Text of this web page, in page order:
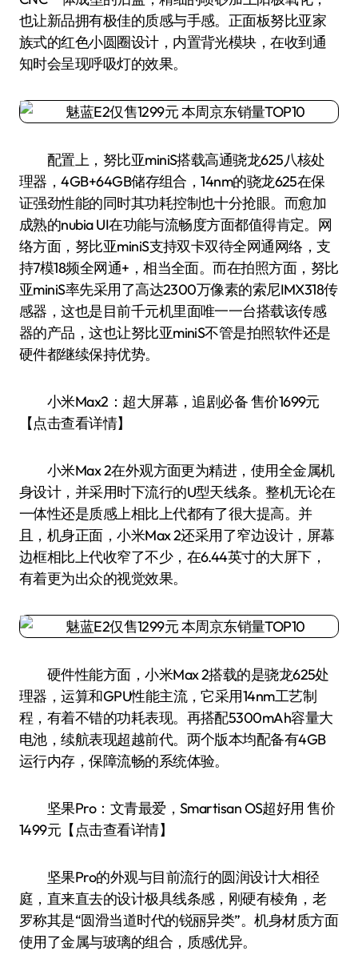
也让新品拥有极佳的质感与手感。正面板努比亚家
族式的红色小圆圈设计，内置背光模块，在收到通
知时会呈现呼吸灯的效果。
配置上，努比亚miniS搭载高通骁龙625八核处
理器，4GB+64GB储存组合，14nm的骁龙625在保
证强劲性能的同时其功耗控制也十分抢眼。而愈加
成熟的nubia UI在功能与流畅度方面都值得肯定。网
络方面，努比亚miniS支持双卡双待全网通网络，支
持7模18频全网通+，相当全面。而在拍照方面，努比
亚miniS率先采用了高达2300万像素的索尼IMX318传
感器，这也是目前千元机里面唯一一台搭载该传感
器的产品，这也让努比亚miniS不管是拍照软件还是
硬件都继续保持优势。
小米Max2：超大屏幕，追剧必备 售价1699元
【点击查看详情】
小米Max 2在外观方面更为精进，使用全金属机
身设计，并采用时下流行的U型天线条。整机无论在
一体性还是质感上相比上代都有了很大提高。并
且，机身正面，小米Max 2还采用了窄边设计，屏幕
边框相比上代收窄了不少，在6.44英寸的大屏下，
有着更为出众的视觉效果。
硬件性能方面，小米Max 2搭载的是骁龙625处
理器，运算和GPU性能主流，它采用14nm工艺制
程，有着不错的功耗表现。再搭配5300mAh容量大
电池，续航表现超越前代。两个版本均配备有4GB
运行内存，保障流畅的系统体验。
坚果Pro：文青最爱，Smartisan OS超好用 售价
1499元【点击查看详情】
坚果Pro的外观与目前流行的圆润设计大相径
庭，直来直去的设计极具线条感，刚硬有棱角，老
罗称其是“圆滑当道时代的锐丽异类”。机身材质方面
使用了金属与玻璃的组合，质感优异。